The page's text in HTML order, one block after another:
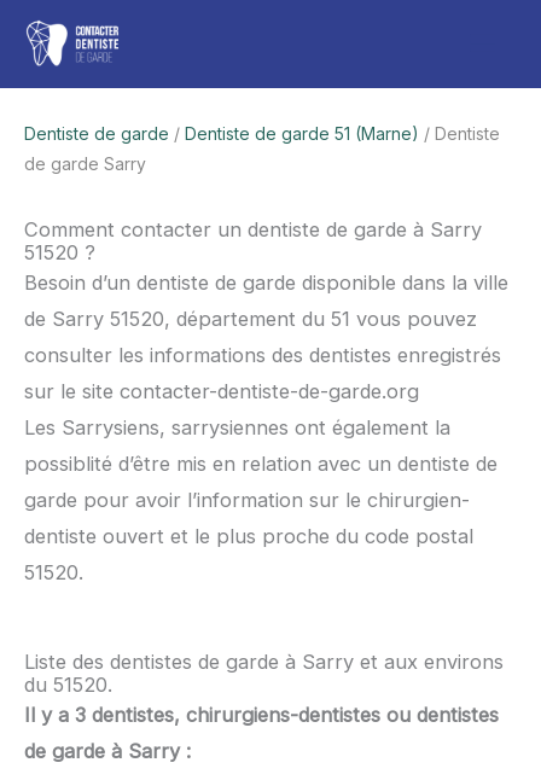
Aller
contenu
Dentiste de garde / Dentiste de garde 51 (Marne) / Dentiste
de garde Sarry
Comment contacter un dentiste de garde à Sarry
51520 ?
Besoin d’un dentiste de garde disponible dans la ville
de Sarry 51520, département du 51 vous pouvez
consulter les informations des dentistes enregistrés
sur le site contacter-dentiste-de-garde.org
Les Sarrysiens, sarrysiennes ont également la
possiblité d’être mis en relation avec un dentiste de
garde pour avoir l’information sur le chirurgien-
dentiste ouvert et le plus proche du code postal
51520.
Liste des dentistes de garde à Sarry et aux environs
du 51520.
Il y a 3 dentistes, chirurgiens-dentistes ou dentistes
de garde à Sarry :